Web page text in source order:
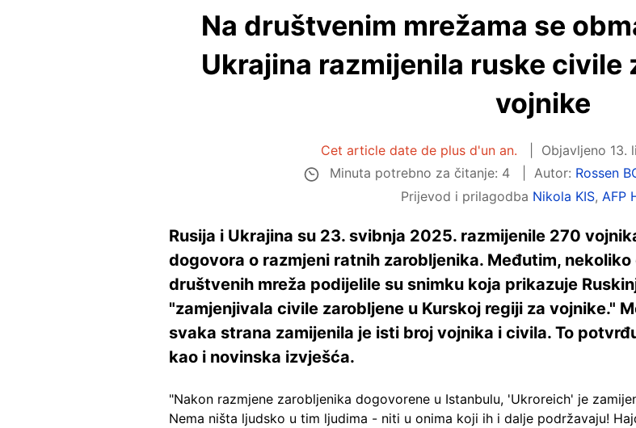
Na društvenim mrežama se
Ukrajina razmijenila ruske civile
vojnike
Cet article date de plus d'un an. Objavljeno 13.
Minuta potrebno za čitanje: 4
Autor: Rossen
Prijevod i prilagodba Nikola KIS, AFP
Rusija i Ukrajina su 23. svibnja 2025. razmijenile 270
dogovora o razmjeni ratnih zarobljenika. Međutim,
društvenih mreža podijelile su snimku koja prikazuje
"zamjenjivala civile zarobljene u Kurskoj regiji za vojnike."
svaka strana zamijenila je isti broj vojnika i civila. To
kao i novinska izvješća.
"Nakon razmjene zarobljenika dogovorene u Istanbulu, 'Ukroreich' je
Nema ništa ljudsko u tim ljudima - niti u onima koji ih i dalje podržavaju!